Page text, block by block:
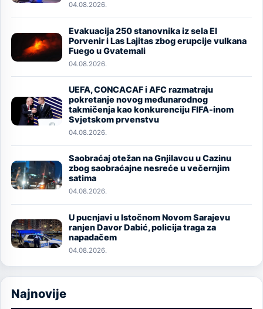
04.08.2026.
Image
Evakuacija 250 stanovnika iz sela El
Porvenir i Las Lajitas zbog erupcije vulkana
Fuego u Gvatemali
04.08.2026.
Image
UEFA, CONCACAF i AFC razmatraju
pokretanje novog međunarodnog
takmičenja kao konkurenciju FIFA-inom
Svjetskom prvenstvu
04.08.2026.
Image
Saobraćaj otežan na Gnjilavcu u Cazinu
zbog saobraćajne nesreće u večernjim
satima
04.08.2026.
Image
U pucnjavi u Istočnom Novom Sarajevu
ranjen Davor Dabić, policija traga za
napadačem
04.08.2026.
Najnovije